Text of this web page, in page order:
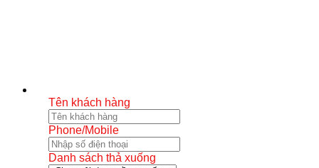
Tên khách hàng
Phone/Mobile
Danh sách thả xuống